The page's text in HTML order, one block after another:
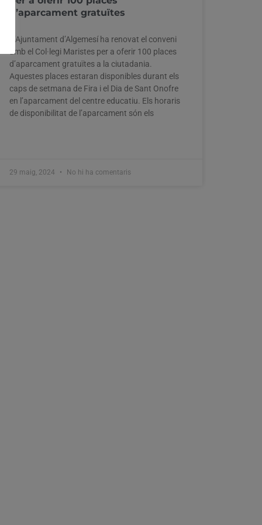
d’aparcament gratuïtes
L’Ajuntament d’Algemesí ha renovat el conveni
amb el Col·legi Maristes per a oferir 100 places
d’aparcament gratuïtes a la ciutadania.
Aquestes places estaran disponibles durant els
caps de setmana de Fira i el Dia de Sant Onofre
en l’aparcament del centre educatiu. Els horaris
de disponibilitat de l’aparcament són els
29 maig, 2024 No hi ha comentaris